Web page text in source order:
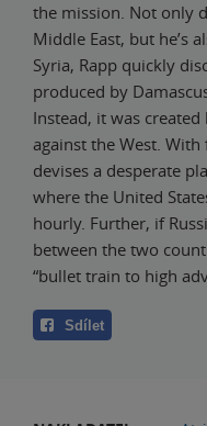
the mission. Not only
Middle East, but he’s
Syria, Rapp quickly
produced by
Instead, it was
against the West. With
devises a desperate
where the United
hourly. Further, if
between the two
“bullet train to high
Sdílet